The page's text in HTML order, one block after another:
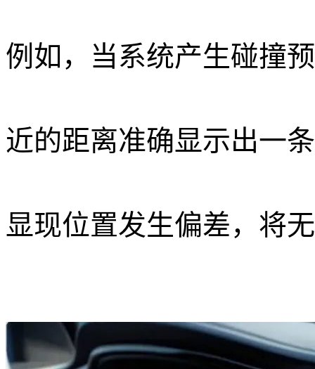
例如，当系统产生碰撞
近的距离准确显示出一
显现位置发生偏差，将